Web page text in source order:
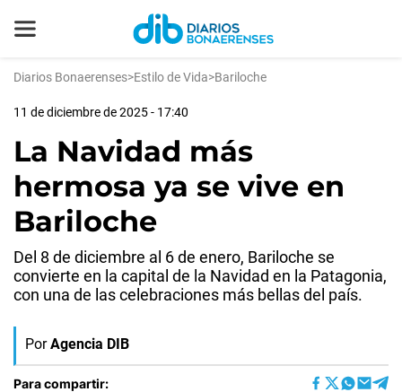
Diarios Bonaerenses>Estilo de Vida>Bariloche
11 de diciembre de 2025 - 17:40
La Navidad más
hermosa ya se vive en
Bariloche
Del 8 de diciembre al 6 de enero, Bariloche se
convierte en la capital de la Navidad en la Patagonia,
con una de las celebraciones más bellas del país.
Por Agencia DIB
Para compartir: